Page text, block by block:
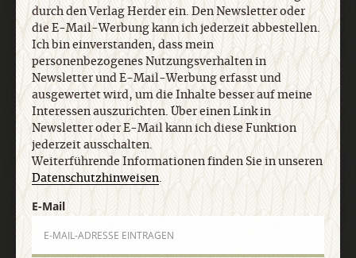
jederzeit ausschalten. Weiterführende
Informationen finden Sie in unseren
Datenschutzhinweisen.
E-Mail
durch den Verlag Herder ein. Den Newsletter oder
die E-Mail-Werbung kann ich jederzeit abbestellen.
Ich bin einverstanden, dass mein
personenbezogenes Nutzungsverhalten in
Newsletter und E-Mail-Werbung erfasst und
ausgewertet wird, um die Inhalte besser auf meine
Interessen auszurichten. Über einen Link in
Newsletter oder E-Mail kann ich diese Funktion
jederzeit ausschalten.
Weiterführende Informationen finden Sie in unseren
Datenschutzhinweisen.
E-Mail